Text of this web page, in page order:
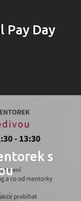
Pay Day
s